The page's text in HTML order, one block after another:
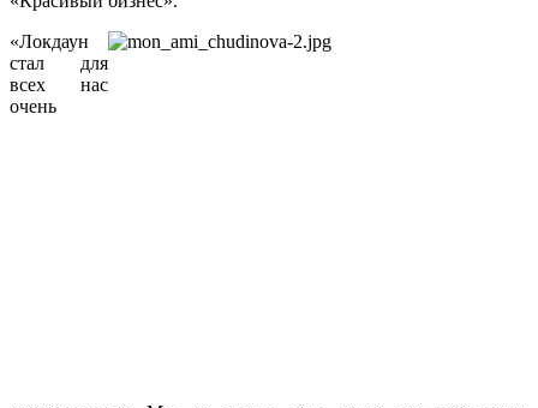
«Локдаун
стал для
всех нас
очень